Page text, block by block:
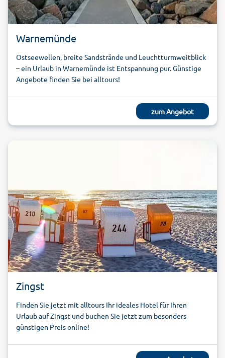
Warnemünde
Ostseewellen, breite Sandstrände und Leuchtturmweitblick
– ein Urlaub in Warnemünde ist Entspannung pur. Günstige
Angebote finden Sie bei alltours!
zum Angebot
Zingst
Finden Sie jetzt mit alltours Ihr ideales Hotel für Ihren
Urlaub auf Zingst und buchen Sie jetzt zum besonders
günstigen Preis online!